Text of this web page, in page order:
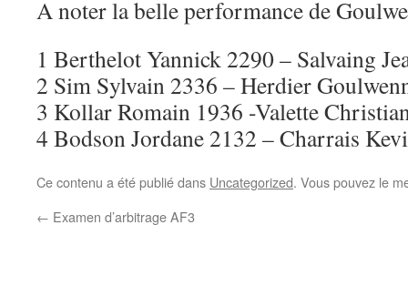
A noter la belle performance de
1 Berthelot Yannick 2290 – Salvaing
2 Sim Sylvain 2336 – Herdier
3 Kollar Romain 1936 -Valette
4 Bodson Jordane 2132 – Charrais
Ce contenu a été publié dans Uncategorized. Vous pouvez le
← Examen d’arbitrage AF3